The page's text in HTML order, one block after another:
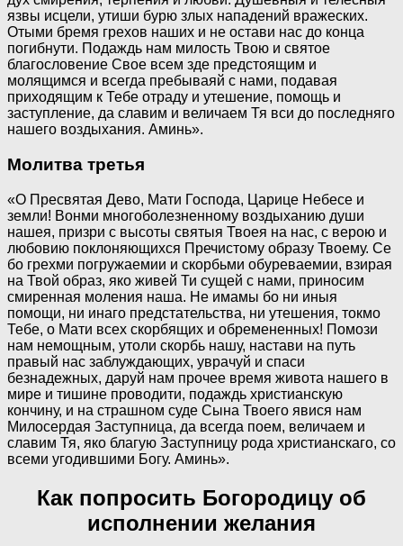
язвы исцели, утиши бурю злых нападений вражеских.
Отыми бремя грехов наших и не остави нас до конца
погибнути. Подаждь нам милость Твою и святое
благословение Свое всем зде предстоящим и
молящимся и всегда пребываяй с нами, подавая
приходящим к Тебе отраду и утешение, помощь и
заступление, да славим и величаем Тя вси до последняго
нашего воздыхания. Аминь».
Молитва третья
«О Пресвятая Дево, Мати Господа, Царице Небесе и
земли! Вонми многоболезненному воздыханию души
нашея, призри с высоты святыя Твоея на нас, с верою и
любовию поклоняющихся Пречистому образу Твоему. Се
бо грехми погружаемии и скорбьми обуреваемии, взирая
на Твой образ, яко живей Ти сущей с нами, приносим
смиренная моления наша. Не имамы бо ни иныя
помощи, ни инаго предстательства, ни утешения, токмо
Тебе, о Мати всех скорбящих и обремененных! Помози
нам немощным, утоли скорбь нашу, настави на путь
правый нас заблуждающих, уврачуй и спаси
безнадежных, даруй нам прочее время живота нашего в
мире и тишине проводити, подаждь христианскую
кончину, и на страшном суде Сына Твоего явися нам
Милосердая Заступница, да всегда поем, величаем и
славим Тя, яко благую Заступницу рода христианскаго, со
всеми угодившими Богу. Аминь».
Как попросить Богородицу об
исполнении желания